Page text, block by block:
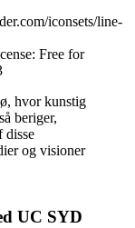
hvor kunstig
beriger,
disse
og visioner
UC SYD